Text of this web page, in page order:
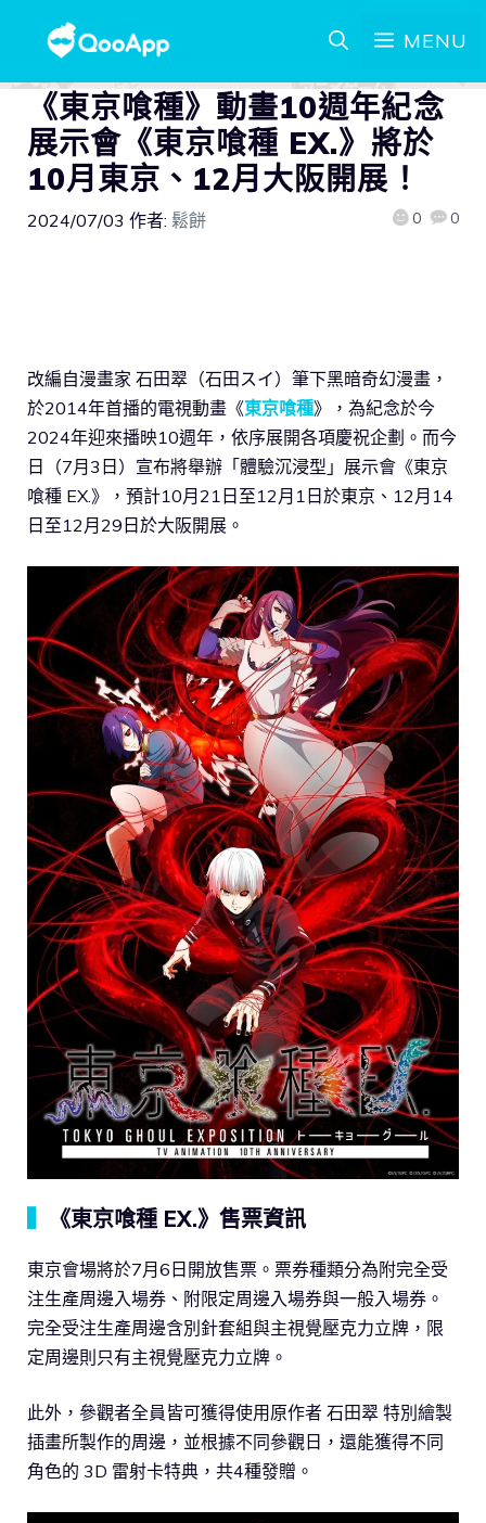
MENU
《東京喰種》動畫10週年紀念
展示會《東京喰種 EX.》將於
10月東京、12月大阪開展！
2024/07/03 作者: 鬆餅 0 0
改編自漫畫家 石田翠（石田スイ）筆下黑暗奇幻漫畫，
於2014年首播的電視動畫《東京喰種》，為紀念於今
2024年迎來播映10週年，依序展開各項慶祝企劃。而今
日（7月3日）宣布將舉辦「體驗沉浸型」展示會《東京
喰種 EX.》，預計10月21日至12月1日於東京、12月14
日至12月29日於大阪開展。
《東京喰種 EX.》售票資訊
東京會場將於7月6日開放售票。票券種類分為附完全受
注生產周邊入場券、附限定周邊入場券與一般入場券。
完全受注生產周邊含別針套組與主視覺壓克力立牌，限
定周邊則只有主視覺壓克力立牌。
此外，參觀者全員皆可獲得使用原作者 石田翠 特別繪製
插畫所製作的周邊，並根據不同參觀日，還能獲得不同
角色的 3D 雷射卡特典，共4種發贈。